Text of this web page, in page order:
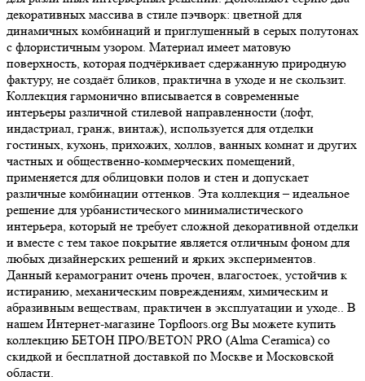
декоративных массива в стиле пэчворк: цветной для
динамичных комбинаций и приглушенный в серых полутонах
с флористичным узором. Материал имеет матовую
поверхность, которая подчёркивает сдержанную природную
фактуру, не создаёт бликов, практична в уходе и не скользит.
Коллекция гармонично вписывается в современные
интерьеры различной стилевой направленности (лофт,
индастриал, гранж, винтаж), используется для отделки
гостиных, кухонь, прихожих, холлов, ванных комнат и других
частных и общественно-коммерческих помещений,
применяется для облицовки полов и стен и допускает
различные комбинации оттенков. Эта коллекция – идеальное
решение для урбанистического минималистического
интерьера, который не требует сложной декоративной отделки
и вместе с тем такое покрытие является отличным фоном для
любых дизайнерских решений и ярких экспериментов.
Данный керамогранит очень прочен, влагостоек, устойчив к
истиранию, механическим повреждениям, химическим и
абразивным веществам, практичен в эксплуатации и уходе.. В
нашем Интернет-магазине Topfloors.org Вы можете купить
коллекцию БЕТОН ПРО/BETON PRO (Alma Ceramica) со
скидкой и бесплатной доставкой по Москве и Московской
области.